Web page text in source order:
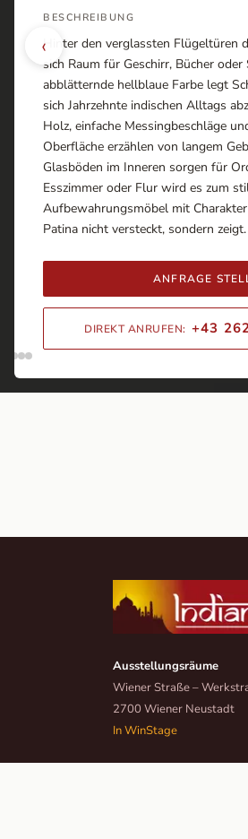
‹
BESCHREIBUNG
Hinter den verglassten Flügeltüren
sich Raum für Geschirr, Bücher
abblätternde hellblaue Farbe legt
sich Jahrzehnte indischen Alltags
Holz, einfache Messingbeschläge
Oberfläche erzählen von langem
Glasböden im Inneren sorgen für
Esszimmer oder Flur wird es zum
Aufbewahrungsmöbel mit
Patina nicht versteckt, sondern zeigt.
ANFRAGE
DIREKT ANRUFEN: +43
Ausstellungsräume
Wiener Straße –
2700 Wiener Neustadt
In WinStage